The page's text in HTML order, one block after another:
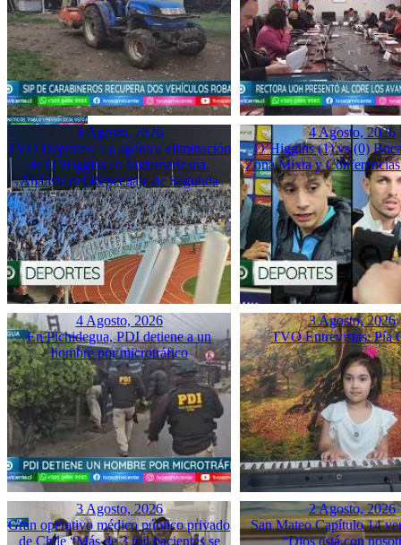
4 Agosto, 2026
TVO Deportes: La agónica eliminación
de O’Higgins en Sudamericana.
Análisis del Repechaje de Segunda
4 Agosto, 2026
O’Higgins (1) vs (0)
Zona Mixta y Conferencias
4 Agosto, 2026
En Pichidegua, PDI detiene a un
hombre por microtráfico
3 Agosto, 2026
TVO Entrevistas: Pía
3 Agosto, 2026
Gran operativo médico público privado
de Chile “Más de 3 mil pacientes se
2 Agosto, 2026
San Mateo Capítulo 14
“Dios está con